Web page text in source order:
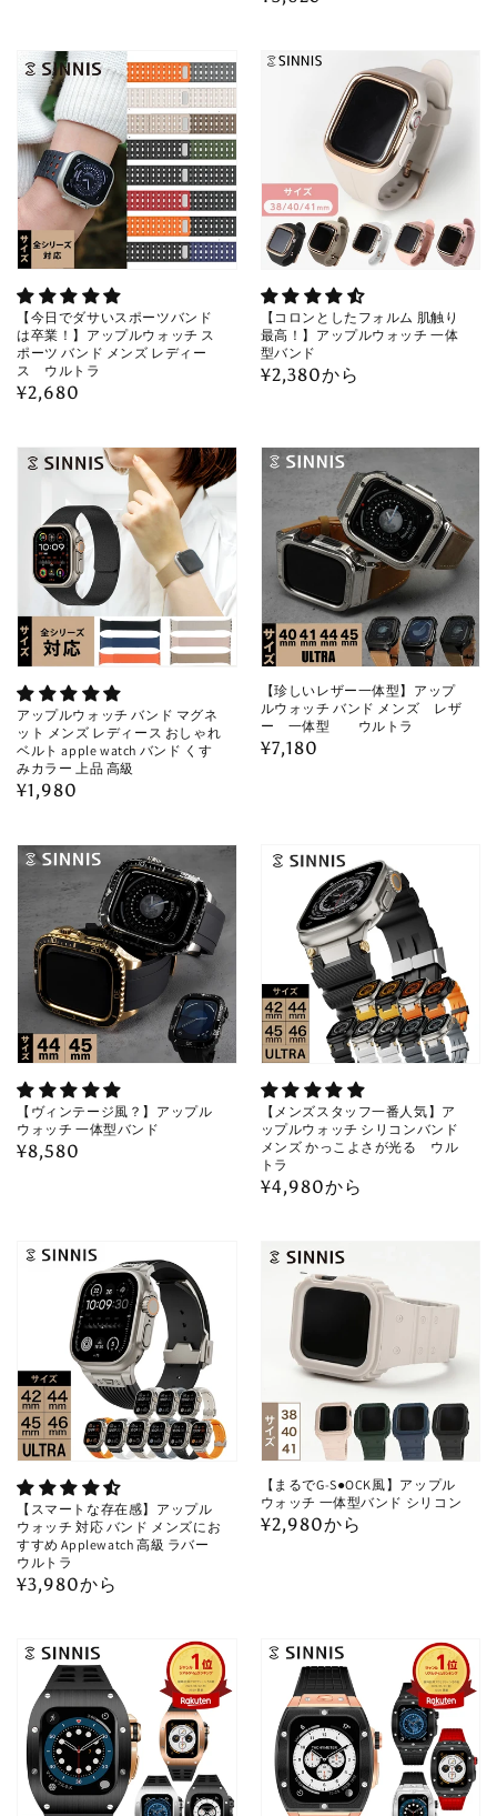
格
【今日でダサいスポーツバンド
は卒業！】アップルウォッチ ス
ポーツ バンド メンズ レディー
ス ウルトラ
通
価
格
¥2,680
【コロンとしたフォルム 肌触り
最高！】アップルウォッチ 一体
型バンド
通
格
¥2,380から
アップルウォッチ バンド マグネ
ット メンズ レディース おしゃれ
ベルト apple watch バンド くす
みカラー 上品 高級
通
価
格
¥1,980
【珍しいレザー一体型】アップ
ルウォッチ バンド メンズ レザ
ー 一体型 ウルトラ
通
¥7,180
【ヴィンテージ風？】アップル
ウォッチ 一体型バンド
通
¥8,580
【メンズスタッフ一番人気】ア
ップルウォッチ シリコンバンド
メンズ かっこよさが光る ウル
トラ
通
格
¥4,980から
【スマートな存在感】アップル
ウォッチ 対応 バンド メンズにお
すすめ Applewatch 高級 ラバー
ウルトラ
通
格
¥3,980から
【まるでG-S●OCK風】アップル
ウォッチ 一体型バンド シリコン
通
¥2,980から